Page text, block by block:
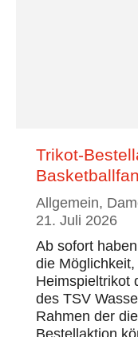
Trikot-
Allgemein,
21. Juli 2026
Ab sofort
die
Heimspieltrikot
des TSV
Rahmen der